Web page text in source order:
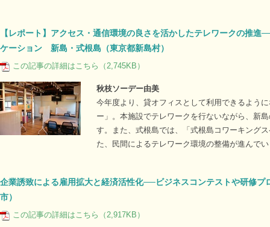
【レポート】アクセス・通信環境の良さを活かしたテレワークの推
ケーション 新島・式根島（東京都新島村）
この記事の詳細はこちら（2,745KB）
秋枝ソーデー由美
今年度より、貸オフィスとして利用できるよう
ー」。本施設でテレワークを行ないながら、新
す。また、式根島では、「式根島コワーキング
た、民間によるテレワーク環境の整備が進んで
企業誘致による雇用拡大と経済活性化──ビジネスコンテストや研修
市）
この記事の詳細はこちら（2,917KB）